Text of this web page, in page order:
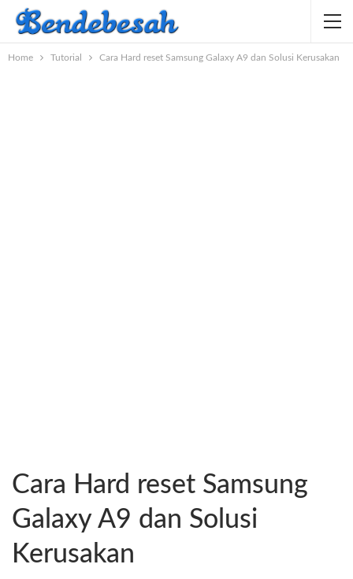
Home Tutorial Cara Hard reset Samsung Galaxy A9 dan Solusi Kerusakan
Cara Hard reset Samsung
Galaxy A9 dan Solusi
Kerusakan